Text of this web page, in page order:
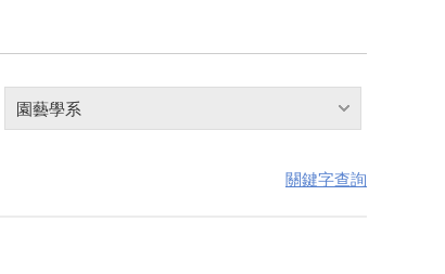
園藝學系
關鍵字查詢